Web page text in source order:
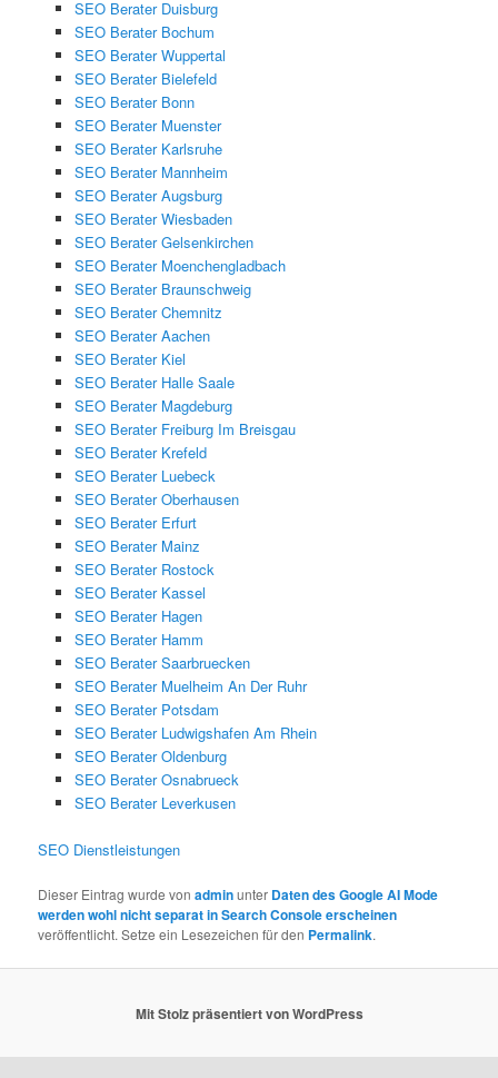
SEO Berater Duisburg
SEO Berater Bochum
SEO Berater Wuppertal
SEO Berater Bielefeld
SEO Berater Bonn
SEO Berater Muenster
SEO Berater Karlsruhe
SEO Berater Mannheim
SEO Berater Augsburg
SEO Berater Wiesbaden
SEO Berater Gelsenkirchen
SEO Berater Moenchengladbach
SEO Berater Braunschweig
SEO Berater Chemnitz
SEO Berater Aachen
SEO Berater Kiel
SEO Berater Halle Saale
SEO Berater Magdeburg
SEO Berater Freiburg Im Breisgau
SEO Berater Krefeld
SEO Berater Luebeck
SEO Berater Oberhausen
SEO Berater Erfurt
SEO Berater Mainz
SEO Berater Rostock
SEO Berater Kassel
SEO Berater Hagen
SEO Berater Hamm
SEO Berater Saarbruecken
SEO Berater Muelheim An Der Ruhr
SEO Berater Potsdam
SEO Berater Ludwigshafen Am Rhein
SEO Berater Oldenburg
SEO Berater Osnabrueck
SEO Berater Leverkusen
SEO Dienstleistungen
Dieser Eintrag wurde vonadminunter Daten des Google AI Mode
werden wohl nicht separat in Search Console erscheinen
veröffentlicht. Setze ein Lesezeichen für den Permalink.
Mit Stolz präsentiert von WordPress